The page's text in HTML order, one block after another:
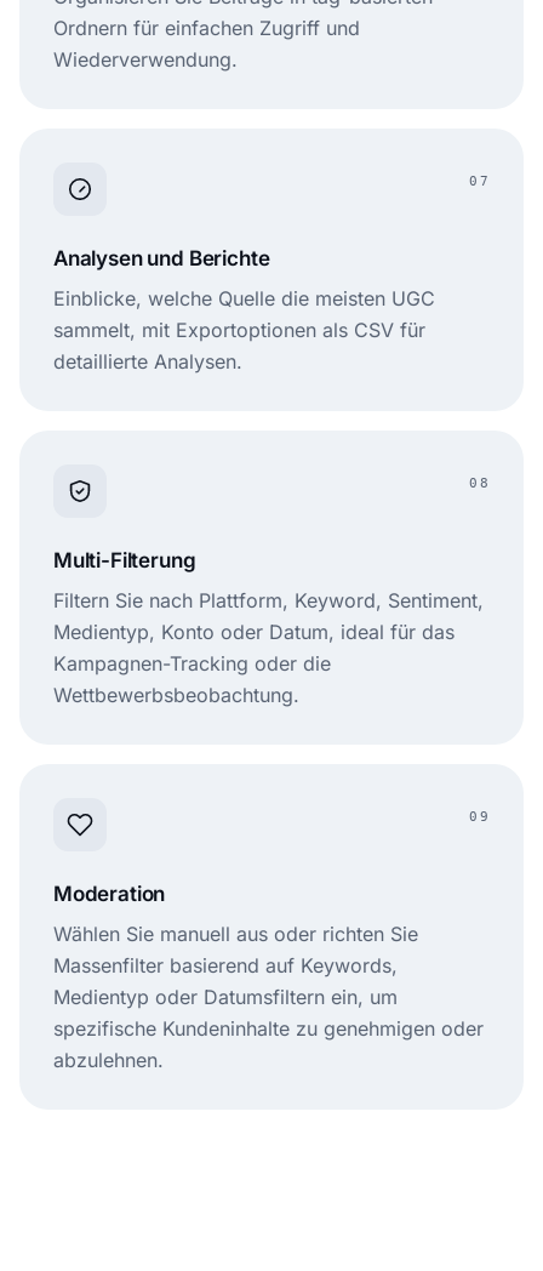
Ordnern für einfachen Zugriff und
Wiederverwendung.
07
Analysen und Berichte
Einblicke, welche Quelle die meisten UGC
sammelt, mit Exportoptionen als CSV für
detaillierte Analysen.
08
Multi-Filterung
Filtern Sie nach Plattform, Keyword, Sentiment,
Medientyp, Konto oder Datum, ideal für das
Kampagnen-Tracking oder die
Wettbewerbsbeobachtung.
09
Moderation
Wählen Sie manuell aus oder richten Sie
Massenfilter basierend auf Keywords,
Medientyp oder Datumsfiltern ein, um
spezifische Kundeninhalte zu genehmigen oder
abzulehnen.